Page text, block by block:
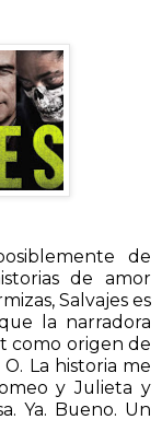
de
de amor
Salvajes es
la narradora
como origen de
La historia me
y Julieta y
Ya. Bueno. Un